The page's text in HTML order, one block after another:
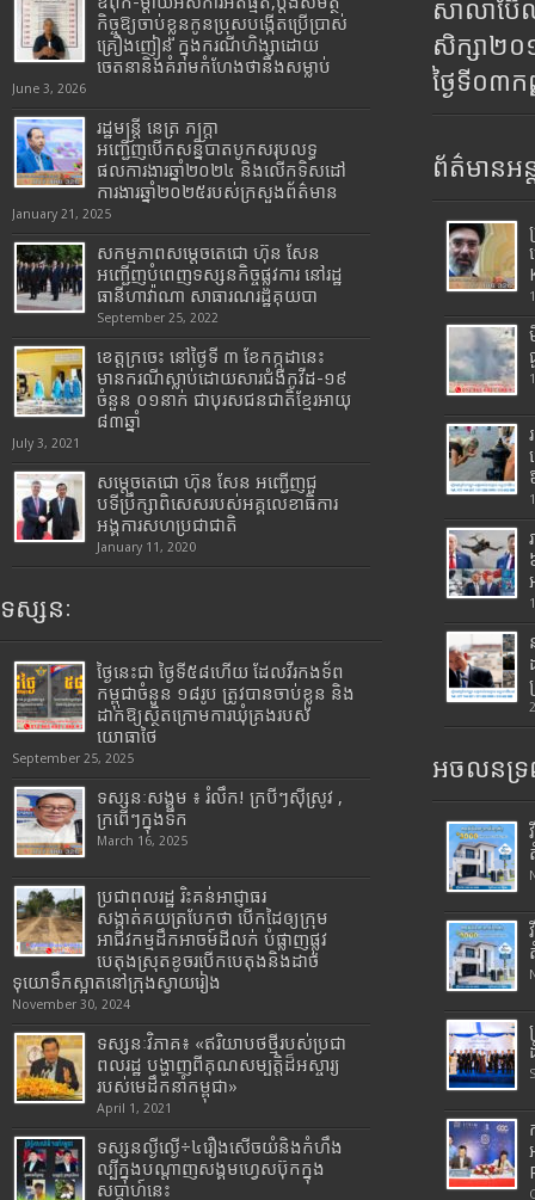
កិច្ចឱ្យចាប់ខ្លួនកូនប្រុសបង្កើតប្រើប្រាស់
គ្រឿងញៀន ក្នុងករណីហិង្សាដោយ
ចេតនានិងគំរាមកំហែងថានឹងសម្លាប់
June 3, 2026
រដ្ឋមន្រ្តី​ នេត្រ​ ភក្ត្រា​
អញ្ជើញបើកសន្និបាតបូកសរុបលទ្ធ
ផលការងារឆ្នាំ២០២៤ និងលើកទិសដៅ
ការងារឆ្នាំ២០២៥របស់​ក្រសួង​ព័ត៌មាន​
January 21, 2025
សកម្មភាពសម្តេចតេជោ ហ៊ុន សែន
អញ្ជើញបំពេញទស្សនកិច្ចផ្លូវការ នៅរដ្ឋ
ធានីហាវ៉ាណា សាធារណរដ្ឋគុយបា
September 25, 2022
ខេត្តក្រចេះ នៅថ្ងៃទី ៣ ខែកក្កដានេះ
មានករណីស្លាប់ដោយសារជំងឺកូវីដ-១៩
ចំនួន ០១នាក់ ជាបុរសជនជាតិខ្មែរអាយុ
៨៣ឆ្នាំ
July 3, 2021
សម្តេចតេជោ ហ៊ុន សែន អញ្ជើញជួ
បទីប្រឹក្សាពិសេសរបស់អគ្គលេខាធិការ
អង្គការសហប្រជាជាតិ
January 11, 2020
ទស្សនៈ
ថ្ងៃនេះជា ថ្ងៃទី៥៨ហើយ ដែលវីរកងទ័ព
កម្ពុជាចំនួន ១៨រូប ត្រូវបានចាប់ខ្លួន និង
ដាក់ឱ្យស្ថិតក្រោមការឃុំគ្រងរបស់
យោធាថៃ
September 25, 2025
ទស្សនៈសង្គម ៖ រំលឹក! ក្របីៗស៊ីស្រូវ ,
ក្រពើៗក្នុងទឹក
March 16, 2025
ប្រជាពលរដ្ឋ រិះគន់អាជ្ញាធរ
សង្កាត់គយត្របែកថា បើកដៃឲ្យក្រុម
អាជីវកម្មដឹកអាចម៍ដីលក់ បំផ្លាញផ្លូវ
បេតុងស្រុតខូចរបើកបេតុងនិងដាច់
ទុយោទឹកស្អាតនៅក្រុងស្វាយរៀង
November 30, 2024
ទស្សនៈវិភាគ៖ «ឥរិយាបថថ្មីរបស់ប្រជា
ពលរដ្ឋ បង្ហាញពីគុណសម្បត្តិដ៏អស្ចារ្យ
របស់មេដឹកនាំកម្ពុជា»
April 1, 2021
ទស្សនល្ងីល្ងើ÷៤រឿងសើចយំនិងកំហឹង
ល្បីក្នុងបណ្តាញសង្គមហ្វេសប៊ុកក្នុង
សប្តាហ៍នេះ
សាលាប៊ែ
សិក្សា២
ថ្ងៃទី០៣
ព័ត៌មានអន្
អចលនទ្រ